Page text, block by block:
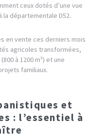
ceux dotés d’une vue
la départementale D52.
en vente ces derniers mois
agricoles transformées,
à 1200 m²) et une
familiaux.
et
: l’essentiel à